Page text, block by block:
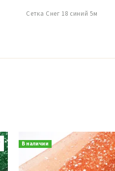
Сетка Снег 18 синий 5м
В наличии